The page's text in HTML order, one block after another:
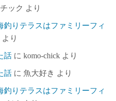
ック より
釣りテラスはファミリーフィ
より
話 に komo-chick より
話 に 魚大好き より
釣りテラスはファミリーフィ